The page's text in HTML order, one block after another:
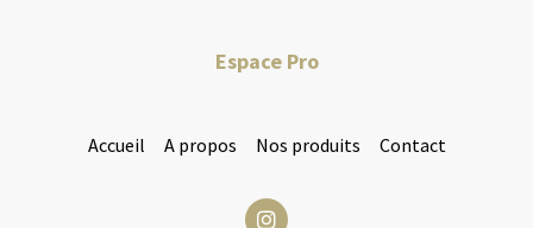
Espace Pro
Accueil A propos Nos produits Contact